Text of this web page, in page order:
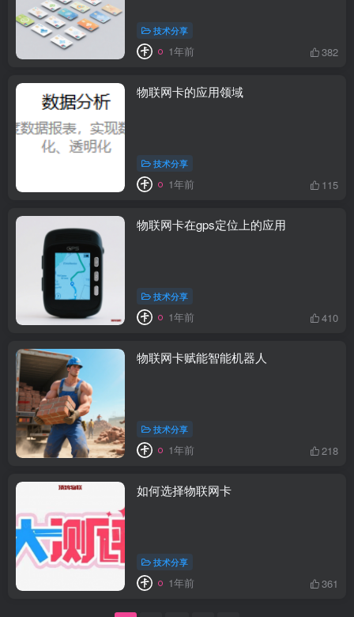
技术分享
1年前 382
物联网卡的应用领域
技术分享
1年前 115
物联网卡在gps定位上的应用
技术分享
1年前 410
物联网卡赋能智能机器人
技术分享
1年前 218
如何选择物联网卡
技术分享
1年前 361